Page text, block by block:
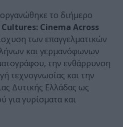
το διήμερο
Cinema Across
των επαγγελματικών
και γερμανόφωνων
την ενθάρρυνση
τεχνογνωσίας και την
Δυτικής Ελλάδας ως
για γυρίσματα και